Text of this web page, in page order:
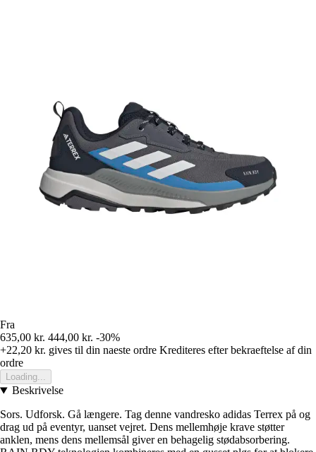
Fra
635,00 kr. 444,00 kr. -30%
+22,20 kr. gives til din naeste ordre Krediteres efter bekraeftelse af din
ordre
Loading...
Beskrivelse
Sors. Udforsk. Gå længere. Tag denne vandresko adidas Terrex på og
drag ud på eventyr, uanset vejret. Dens mellemhøje krave støtter
anklen, mens dens mellemsål giver en behagelig stødabsorbering.